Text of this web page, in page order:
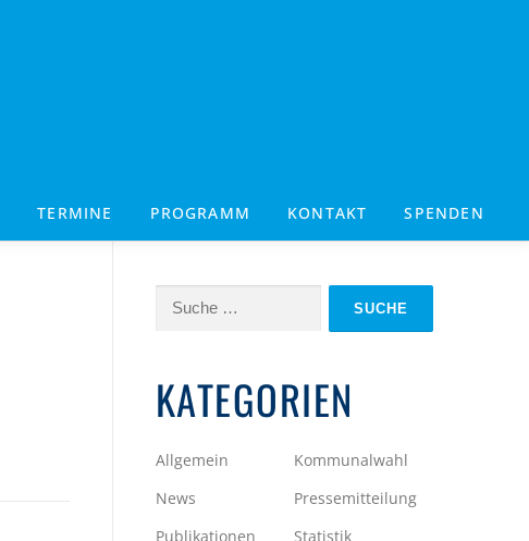
TERMINE PROGRAMM KONTAKT SPENDEN
Suche
KATEGORIEN
Allgemein
Kommunalwahl
News
Pressemitteilung
Publikationen
Statistik